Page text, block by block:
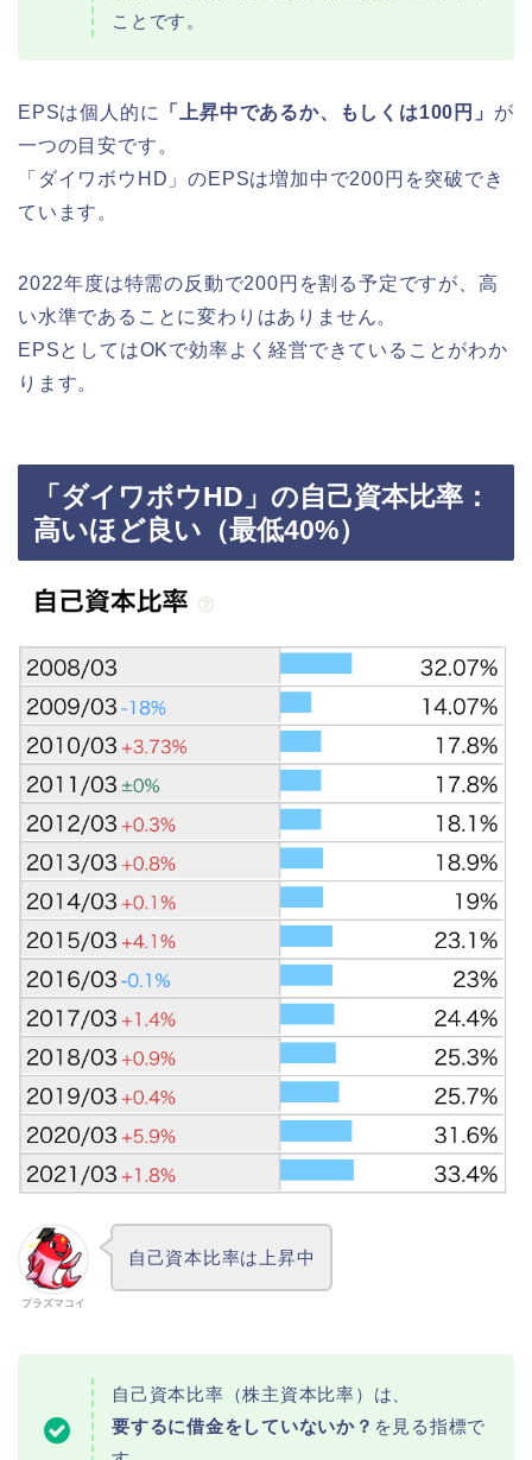
ことです。
EPSは個人的に 「上昇中であるか、もしくは100円」 が
一つの目安です。
「ダイワボウHD」のEPSは増加中で200円を突破でき
ています。
2022年度は特需の反動で200円を割る予定ですが、高
い水準であることに変わりはありません。
EPSとしてはOKで効率よく経営できていることがわか
ります。
「ダイワボウHD」の自己資本比率：
高いほど良い（最低40%）
プラズマコイ
自己資本比率は上昇中
自己資本比率（株主資本比率）は、
要するに借金をしていないか？ を見る指標で